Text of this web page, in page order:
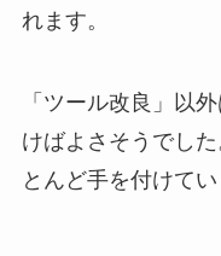
れます。
「ツール改良」以
けばよさそうでし
とんど手を付けてい